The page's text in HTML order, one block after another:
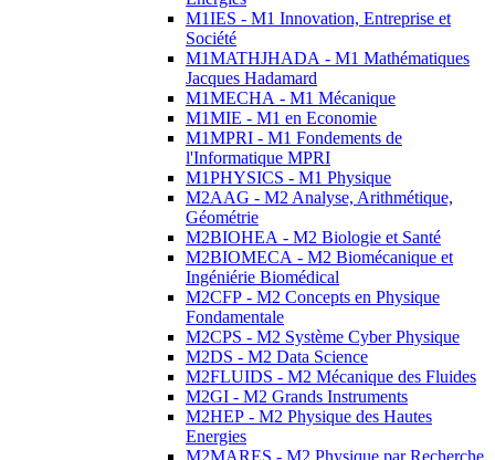
M1IES - M1 Innovation, Entreprise et
Société
M1MATHJHADA - M1 Mathématiques
Jacques Hadamard
M1MECHA - M1 Mécanique
M1MIE - M1 en Economie
M1MPRI - M1 Fondements de
l'Informatique MPRI
M1PHYSICS - M1 Physique
M2AAG - M2 Analyse, Arithmétique,
Géométrie
M2BIOHEA - M2 Biologie et Santé
M2BIOMECA - M2 Biomécanique et
Ingéniérie Biomédical
M2CFP - M2 Concepts en Physique
Fondamentale
M2CPS - M2 Système Cyber Physique
M2DS - M2 Data Science
M2FLUIDS - M2 Mécanique des Fluides
M2GI - M2 Grands Instruments
M2HEP - M2 Physique des Hautes
Energies
M2MARES - M2 Physique par Recherche